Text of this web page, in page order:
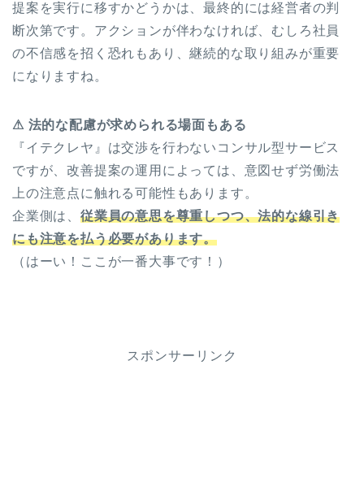
提案を実行に移すかどうかは、最終的には経営者の判
断次第です。アクションが伴わなければ、むしろ社員
の不信感を招く恐れもあり、継続的な取り組みが重要
になりますね。
⚠ 法的な配慮が求められる場面もある
『イテクレヤ』は交渉を行わないコンサル型サービス
ですが、改善提案の運用によっては、意図せず労働法
上の注意点に触れる可能性もあります。
企業側は、 従業員の意思を尊重しつつ、法的な線引き
にも注意を払う必要があります。
（はーい！ここが一番大事です！）
スポンサーリンク